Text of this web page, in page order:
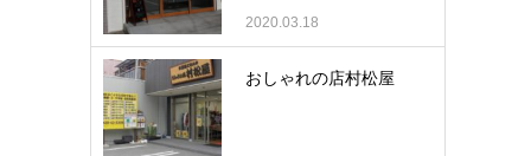
2020.03.18
おしゃれの店村松屋